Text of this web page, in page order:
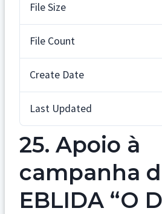
File Size
File Count
Create Date
Last Updated
25. Apoio à
campanha
EBLIDA “O